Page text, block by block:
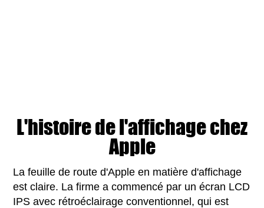
L'histoire de l'affichage chez
Apple
La feuille de route d'Apple en matière d'affichage
est claire. La firme a commencé par un écran LCD
IPS avec rétroéclairage conventionnel, qui est